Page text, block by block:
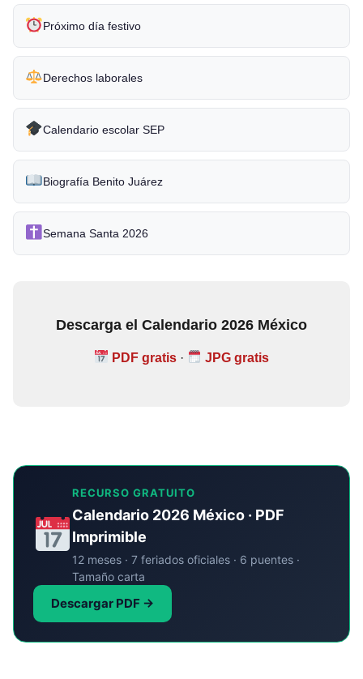
Próximo día festivo
Derechos laborales
Calendario escolar SEP
Biografía Benito Juárez
Semana Santa 2026
Descarga el Calendario 2026 México
PDF gratis · JPG gratis
RECURSO GRATUITO
Calendario 2026 México · PDF
Imprimible
12 meses · 7 feriados oficiales · 6 puentes ·
Tamaño carta
Descargar PDF →